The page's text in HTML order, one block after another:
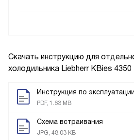
Скачать инструкцию для
холодильника Liebherr KBies 4350
Инструкция по эксплуатации
PDF, 1.63 MB
Схема встраивания
JPG, 48.03 KB